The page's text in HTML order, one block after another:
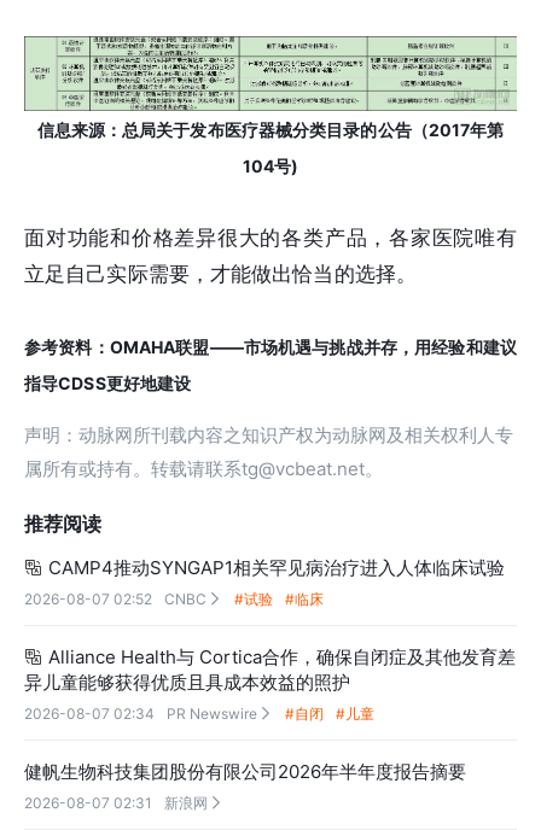
信息来源：总局关于发布医疗器械分类目录的公告（2017年第
104号)
面对功能和价格差异很大的各类产品，各家医院唯有
立足自己实际需要，才能做出恰当的选择。
参考资料：OMAHA联盟——市场机遇与挑战并存，用经验和建议
指导CDSS更好地建设
声明：动脉网所刊载内容之知识产权为动脉网及相关权利人专
属所有或持有。转载请联系tg@vcbeat.net。
推荐阅读
 CAMP4推动SYNGAP1相关罕见病治疗进入人体临床试验
2026-08-07 02:52 CNBC  #试验 #临床
 Alliance Health与 Cortica合作，确保自闭症及其他发育差
异儿童能够获得优质且具成本效益的照护
2026-08-07 02:34 PR Newswire  #自闭 #儿童
健帆生物科技集团股份有限公司2026年半年度报告摘要
2026-08-07 02:31 新浪网 